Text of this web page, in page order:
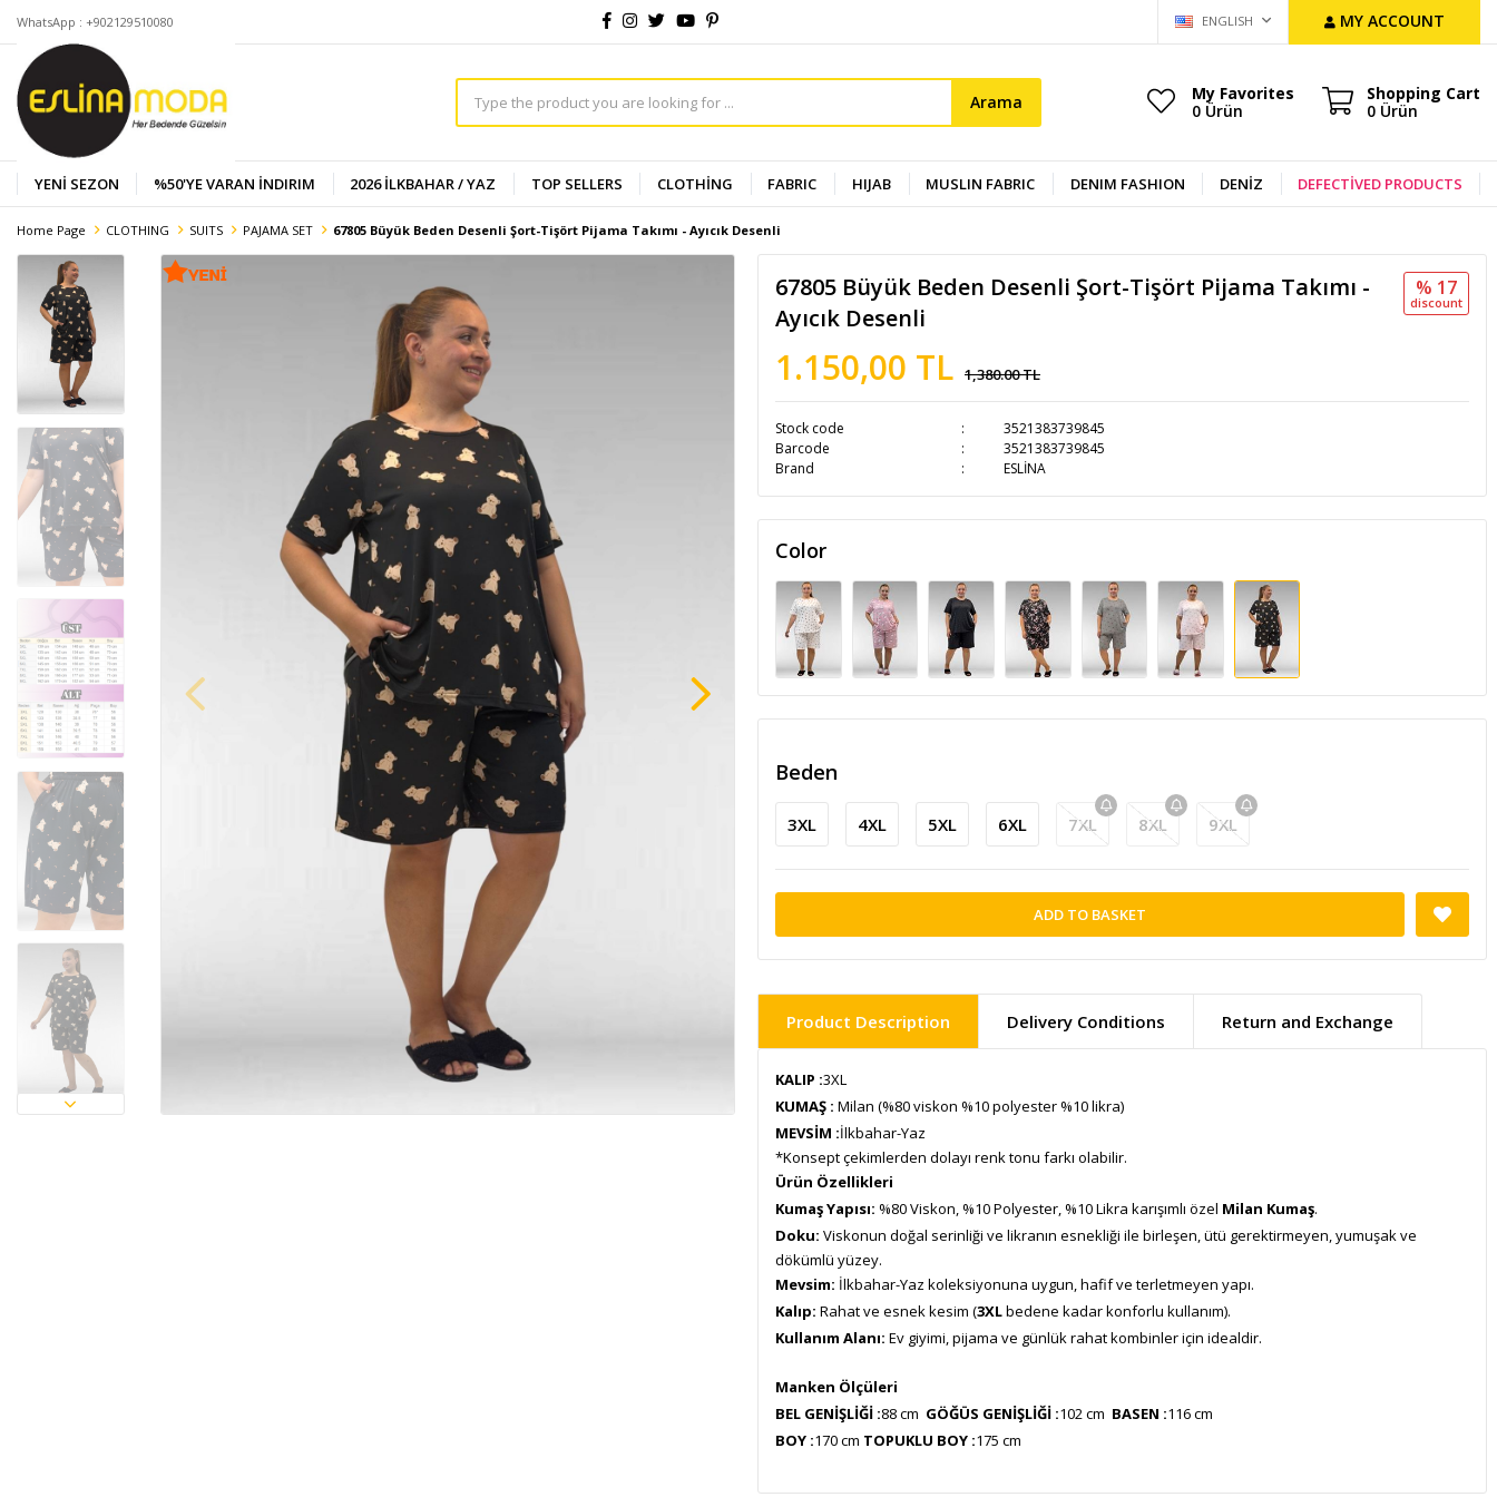
WhatsApp : +902129510080 ENGLISH MY ACCOUNT
Arama
My Favorites
0 Ürün
Shopping Cart
0 Ürün
YENİ SEZON %50'YE VARAN İNDIRIM 2026 İLKBAHAR / YAZ TOP SELLERS CLOTHİNG FABRIC HIJAB MUSLIN FABRIC DENIM FASHION DENİZ DEFECTİVED PRODUCTS
Home Page CLOTHING SUITS PAJAMA SET 67805 Büyük Beden Desenli Şort-Tişört Pijama Takımı - Ayıcık Desenli
67805 Büyük Beden Desenli Şort-Tişört Pijama Takımı -
Ayıcık Desenli
1.150,00 TL 1,380.00 TL
% 17
discount
Stock code
3521383739845
Barcode
3521383739845
Brand
ESLİNA
Color
Beden
3XL 4XL 5XL 6XL 7XL 8XL 9XL
ADD TO BASKET
Product Description Delivery Conditions Return and Exchange
KALIP :3XL
KUMAŞ : Milan (%80 viskon %10 polyester %10 likra)
MEVSİM :İlkbahar-Yaz
*Konsept çekimlerden dolayı renk tonu farkı olabilir.
Ürün Özellikleri
Kumaş Yapısı: %80 Viskon, %10 Polyester, %10 Likra karışımlı özel Milan Kumaş.
Doku: Viskonun doğal serinliği ve likranın esnekliği ile birleşen, ütü gerektirmeyen, yumuşak ve
dökümlü yüzey.
Mevsim: İlkbahar-Yaz koleksiyonuna uygun, hafif ve terletmeyen yapı.
Kalıp: Rahat ve esnek kesim (3XLbedene kadar konforlu kullanım).
Kullanım Alanı: Ev giyimi, pijama ve günlük rahat kombinler için idealdir.
Manken Ölçüleri
BEL GENİŞLİĞİ :88 cm GÖĞÜS GENİŞLİĞİ :102 cm BASEN :116 cm
BOY :170 cm TOPUKLU BOY :175 cm